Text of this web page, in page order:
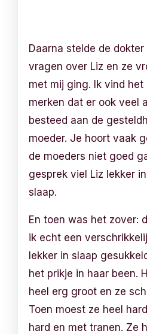
Daarna stelde de
vragen over Liz en ze
met mij ging. Ik vind het
merken dat er ook veel
besteed aan de
moeder. Je hoort vaak
de moeders niet goed
gesprek viel Liz lekker
slaap.
En toen was het zover:
ik echt een
lekker in slaap
het prikje in haar been.
heel erg groot en ze
Toen moest ze heel
hard en met tranen. Ze